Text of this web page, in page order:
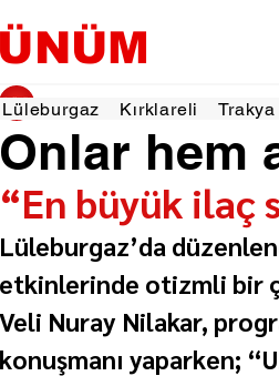
Lüleburgaz Kırklareli Trakya
Onlar hem
gorunumhaber 3 Nis 20242
“En büyük ilaç
Lüleburgaz’da
etkinlerinde otizmli bir
Veli Nuray Nilakar,
konuşmanı yaparken;